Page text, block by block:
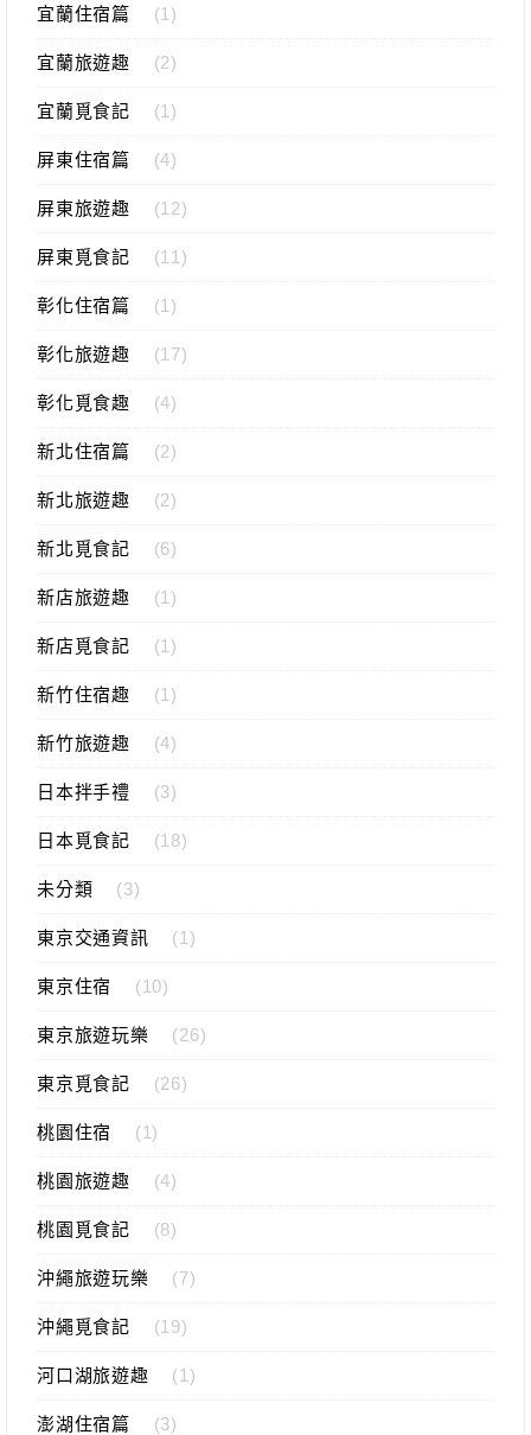
宜蘭住宿篇 (1)
宜蘭旅遊趣 (2)
宜蘭覓食記 (1)
屏東住宿篇 (4)
屏東旅遊趣 (12)
屏東覓食記 (11)
彰化住宿篇 (1)
彰化旅遊趣 (17)
彰化覓食趣 (4)
新北住宿篇 (2)
新北旅遊趣 (2)
新北覓食記 (6)
新店旅遊趣 (1)
新店覓食記 (1)
新竹住宿趣 (1)
新竹旅遊趣 (4)
日本拌手禮 (3)
日本覓食記 (18)
未分類 (3)
東京交通資訊 (1)
東京住宿 (10)
東京旅遊玩樂 (26)
東京覓食記 (26)
桃園住宿 (1)
桃園旅遊趣 (4)
桃園覓食記 (8)
沖繩旅遊玩樂 (7)
沖繩覓食記 (19)
河口湖旅遊趣 (1)
澎湖住宿篇 (3)